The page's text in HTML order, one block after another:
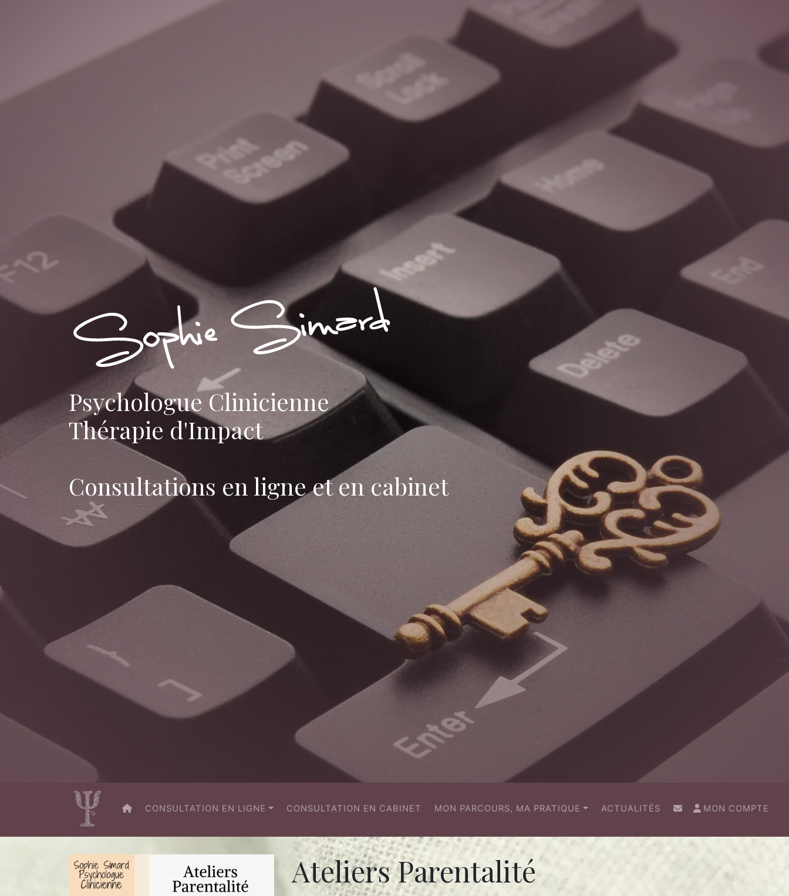
Sophie SIMARD
Psychologue Clinicienne
Thérapie d'Impact
Consultations en ligne et en cabinet
RETOUR À L’ACCUEIL
CONSULTATION EN LIGNE (CURRENT)
CONSULTATION EN CABINET MON PARCOURS, MA PRATIQUE (CURRENT)
ACTUALITÉS MON COMPTE
Ateliers Parentalité